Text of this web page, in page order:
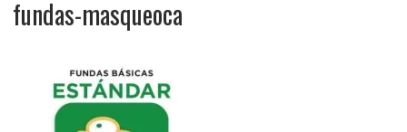
fundas-masqueoca